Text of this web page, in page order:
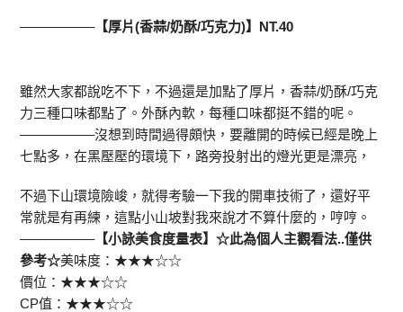
—————–【厚片(香蒜/奶酥/巧克力)】NT.40
雖然大家都說吃不下，不過還是加點了厚片，香蒜/奶酥/巧克
力三種口味都點了。外酥內軟，每種口味都挺不錯的呢。
—————–沒想到時間過得頗快，要離開的時候已經是晚上
七點多，在黑壓壓的環境下，路旁投射出的燈光更是漂亮，
不過下山環境險峻，就得考驗一下我的開車技術了，還好平
常就是有再練，這點小山坡對我來說才不算什麼的，哼哼。
—————–【小詠美食度量表】☆此為個人主觀看法..僅供
參考☆美味度：★★★☆☆
價位：★★★☆☆
CP值：★★★☆☆